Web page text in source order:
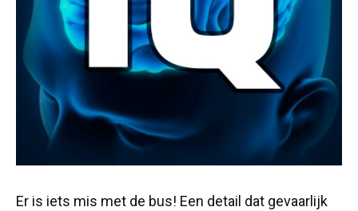
Er is iets mis met de bus! Een detail dat gevaarlijk